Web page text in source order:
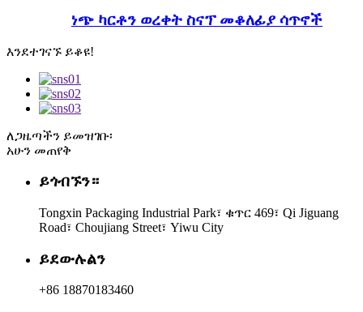
ነጭ ካርቶን ወረቀት ስናፕ መቆለፊያ ሳጥኖች
እንደተገናኙ ይቆዩ!
ለጋዜጣችን ይመዝገቡ፡
አሁን መጠየቅ
ይጎብኙን።
Tongxin Packaging Industrial Park፣ ቁጥር 469፣ Qi Jiguang
Road፣ Choujiang Street፣ Yiwu City
ይደውሉልን
+86 18870183460